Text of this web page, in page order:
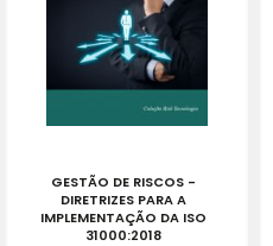
GESTÃO DE RISCOS -
DIRETRIZES PARA A
IMPLEMENTAÇÃO DA ISO
31000:2018